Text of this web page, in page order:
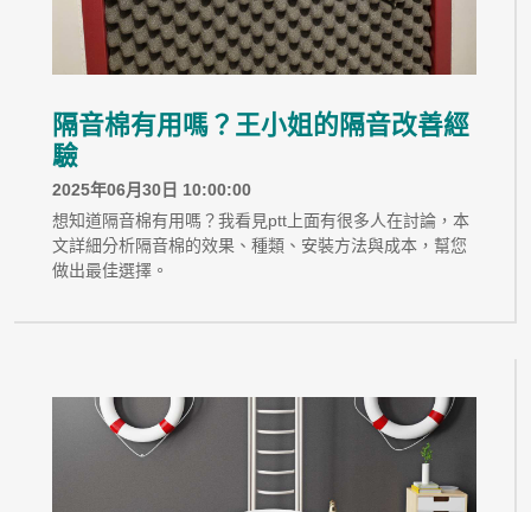
隔音棉有用嗎？王小姐的隔音改善經
驗
2025年06月30日 10:00:00
想知道隔音棉有用嗎？我看見ptt上面有很多人在討論，本
文詳細分析隔音棉的效果、種類、安裝方法與成本，幫您
做出最佳選擇。